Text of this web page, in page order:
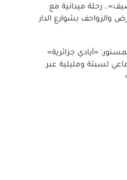
رحلة ميدانية مع
والزواحف بشوارع الدار
«أيادي جزائرية»
لسبتة ومليلية عبر